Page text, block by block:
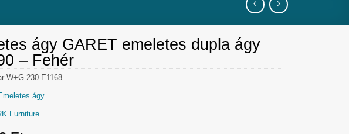
ágy GARET emeletes dupla ágy
– Fehér
W+G-230-E1168
ágy
Furniture